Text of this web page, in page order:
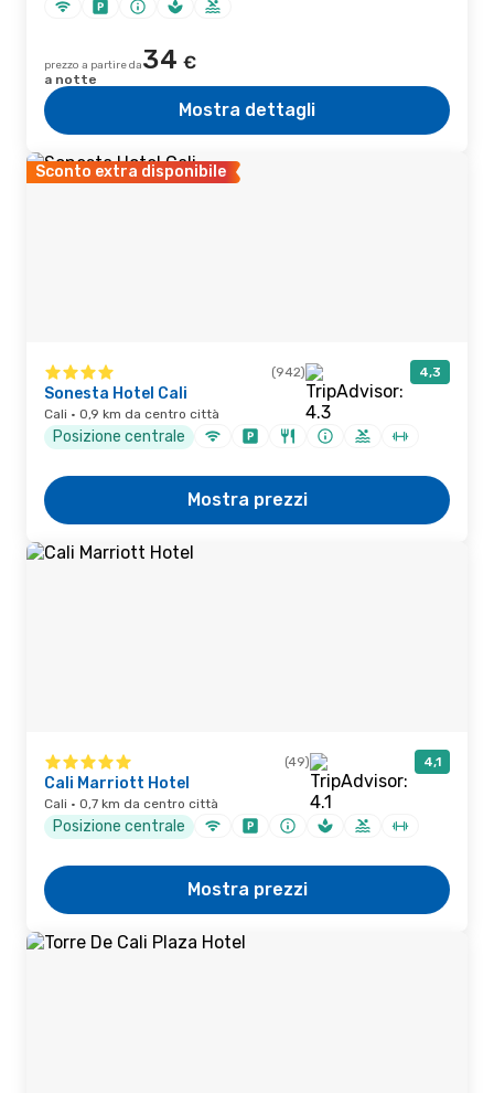
prezzo a partire da34 €
a notte
Mostra dettagli
Sconto extra disponibile
(942) 4,3
Sonesta Hotel Cali
Cali · 0,9 km da centro città
Posizione centrale
Mostra prezzi
(49) 4,1
Cali Marriott Hotel
Cali · 0,7 km da centro città
Posizione centrale
Mostra prezzi